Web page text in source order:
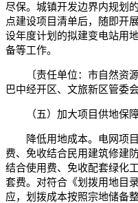
尽保。城镇开发边界内规划
点建设项目清单后，随即开
设年度计划的拟建变电站用
备等工作。
〔责任单位：市自然资
巴中经开区、文旅新区管委
（五）加大项目供地保
降低用地成本。电网项
费、免收结合民用建筑修建
结合使用费、免收配套绿化
套费。对符合《划拨用地目
应，划拨成本按照宗地储备